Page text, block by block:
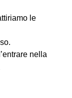
le
nella